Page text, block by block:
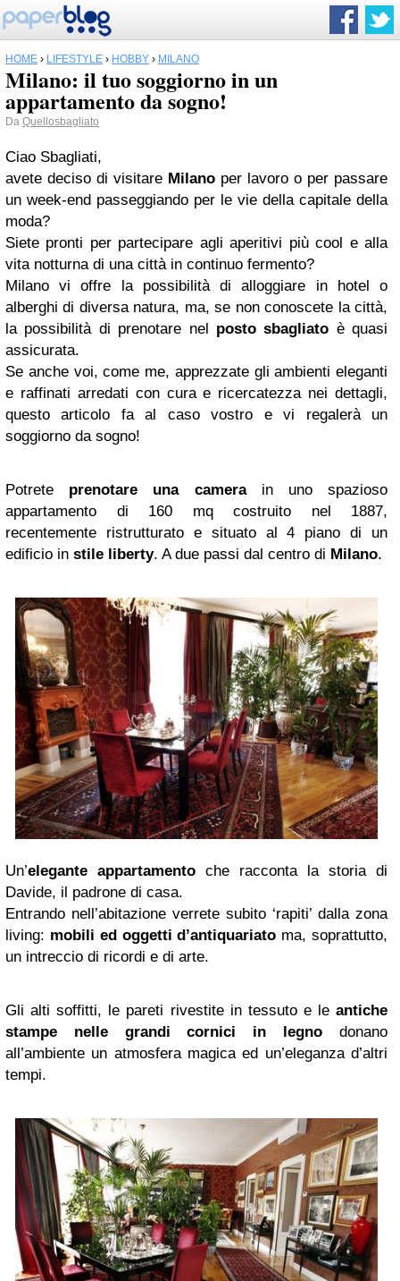
HOME › LIFESTYLE › HOBBY › MILANO
Milano: il tuo soggiorno in un
appartamento da sogno!
Da Quellosbagliato
Ciao Sbagliati,
avete deciso di visitare Milano per lavoro o per passare
un week-end passeggiando per le vie della capitale della
moda?
Siete pronti per partecipare agli aperitivi più cool e alla
vita notturna di una città in continuo fermento?
Milano vi offre la possibilità di alloggiare in hotel o
alberghi di diversa natura, ma, se non conoscete la città,
la possibilità di prenotare nel posto sbagliato è quasi
assicurata.
Se anche voi, come me, apprezzate gli ambienti eleganti
e raffinati arredati con cura e ricercatezza nei dettagli,
questo articolo fa al caso vostro e vi regalerà un
soggiorno da sogno!
Potrete prenotare una camerain uno spazioso
appartamento di 160 mq costruito nel 1887,
recentemente ristrutturato e situato al 4 piano di un
edificio in stile liberty. A due passi dal centro di Milano.
Un’elegante appartamento che racconta la storia di
Davide, il padrone di casa.
Entrando nell’abitazione verrete subito ‘rapiti’ dalla zona
living: mobili ed oggetti d’antiquariato ma, soprattutto,
un intreccio di ricordi e di arte.
Gli alti soffitti, le pareti rivestite in tessuto e le antiche
stampe nelle grandi cornici in legno donano
all’ambiente un atmosfera magica ed un’eleganza d’altri
tempi.